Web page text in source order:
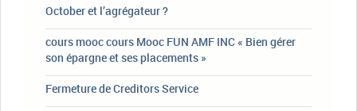
October et l’agrégateur ?
cours mooc cours Mooc FUN AMF INC « Bien gérer
son épargne et ses placements »
Fermeture de Creditors Service